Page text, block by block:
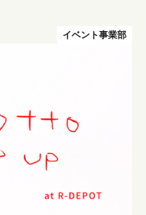
イベント事業部